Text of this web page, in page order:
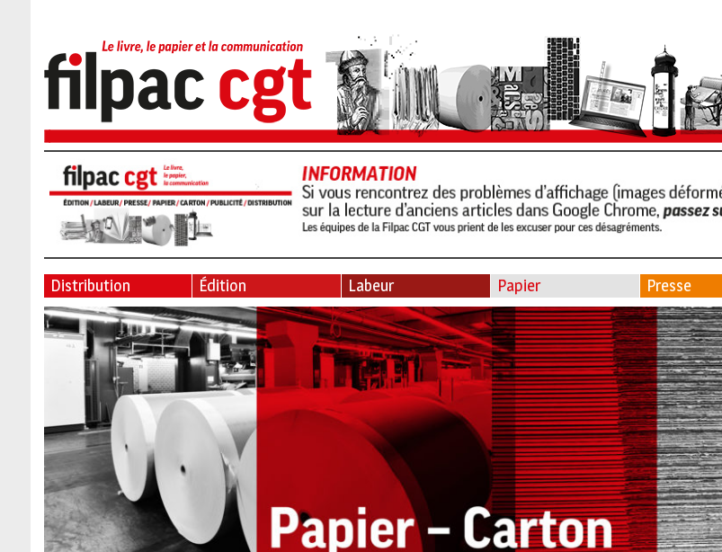
Distribution Édition Labeur Papier Presse